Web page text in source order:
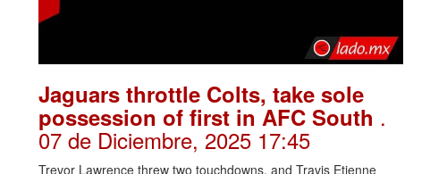
Jaguars throttle Colts, take sole
possession of first in AFC South .
07 de Diciembre, 2025 17:45
Trevor Lawrence threw two touchdowns, and Travis Etienne